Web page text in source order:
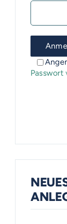
Passwort